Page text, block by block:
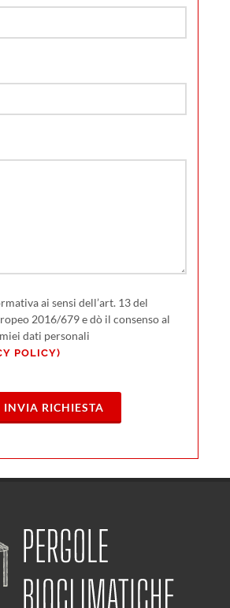
ai sensi dell’art. 13 del
2016/679 e dò il consenso al
dati personali
POLICY)
INVIA RICHIESTA